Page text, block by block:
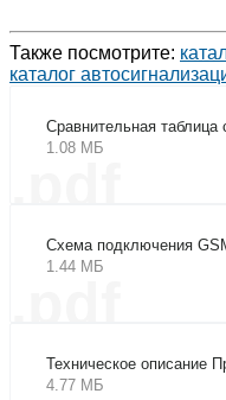
Также посмотрите:
каталог
Сравнительная таблица
1.08 МБ
Схема подключения
1.44 МБ
Техническое описание
4.77 МБ